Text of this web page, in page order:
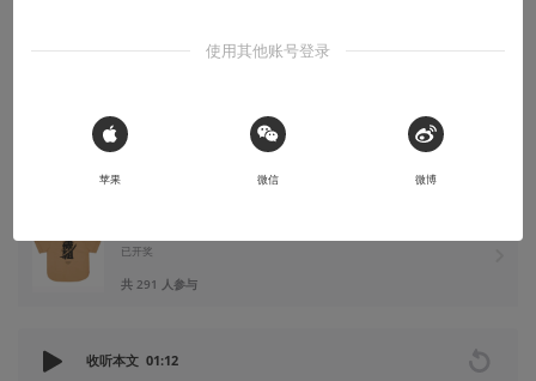
吉考斯工业
已开奖
共 291 人参与
收听本文 01:12
使用其他账号登录
 Sign in with Apple
苹果 微信 微博